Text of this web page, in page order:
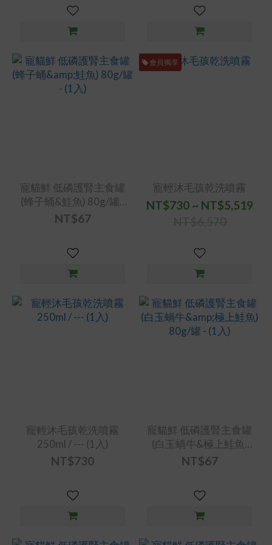
寵貓鮮 低磷護腎主食罐
(蜂子蛹&鮭魚) 80g/罐 -
(1入)
NT$67
會員獨享
寵輕沐毛孩乾洗噴霧
NT$730 ~ NT$5,519
寵輕沐毛孩乾洗噴霧
250ml / --- (1入)
NT$730
寵貓鮮 低磷護腎主食罐
(白玉蝸牛&極上鮭魚)
80g/罐 - (1入)
NT$67